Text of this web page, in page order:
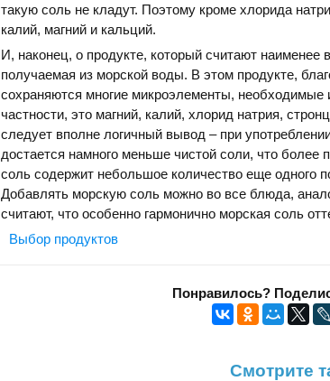
такую соль не кладут. Поэтому кроме хлорида
калий, магний и кальций.
И, наконец, о продукте, который считают
получаемая из морской воды. В этом продукте,
сохраняются многие микроэлементы, необходимые
частности, это магний, калий, хлорид натрия,
следует вполне логичный вывод – при
достается намного меньше чистой соли, что более
соль содержит небольшое количество еще одного
Добавлять морскую соль можно во все блюда,
считают, что особенно гармонично морская соль
Выбор продуктов
Понравилось?
Смотрите